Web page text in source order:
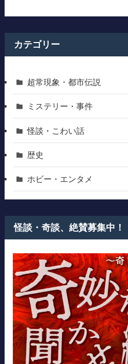
カテゴリー
超常現象・都市伝説
ミステリー・事件
怪談・こわい話
歴史
ホビー・エンタメ
怪談・奇談、絶賛募集中！